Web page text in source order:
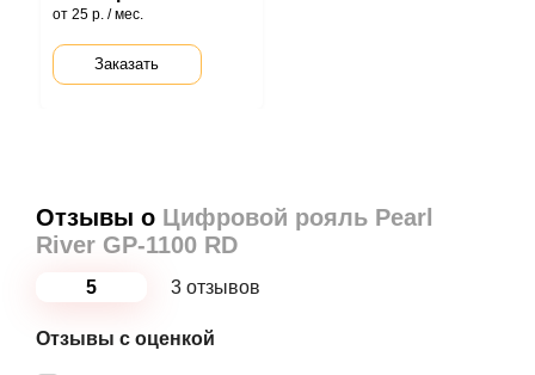
от 25 р. / мес.
Заказать
Отзывы о Цифровой рояль Pearl
River GP-1100 RD
Отзывы с оценкой
5 3 отзывов